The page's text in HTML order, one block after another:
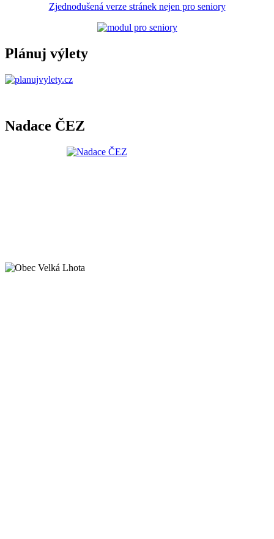
Zjednodušená verze stránek nejen pro seniory
Plánuj výlety
Nadace ČEZ